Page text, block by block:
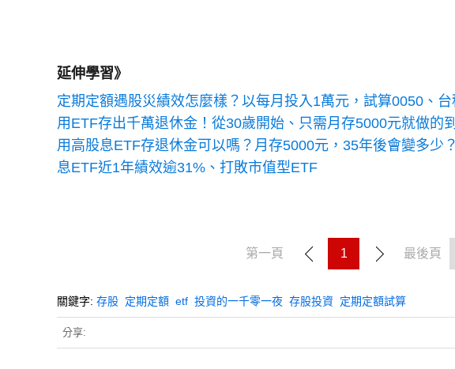
延伸學習》
定期定額遇股災績效怎麼樣？以每月投入1萬元，試算0050、
用ETF存出千萬退休金！從30歲開始、只需月存5000元就做的
用高股息ETF存退休金可以嗎？月存5000元，35年後會變多少
息ETF近1年績效逾31%、打敗市值型ETF
第一頁 1 最後頁
關鍵字: 存股 定期定額 etf 投資的一千零一夜 存股投資 定期定額試算
分享: